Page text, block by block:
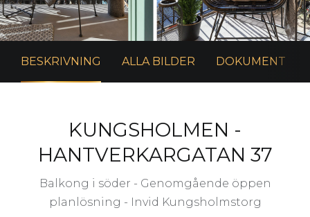
BESKRIVNING ALLA BILDER DOKUMENT
KUNGSHOLMEN -
HANTVERKARGATAN 37
Balkong i söder - Genomgående öppen
planlösning - Invid Kungsholmstorg